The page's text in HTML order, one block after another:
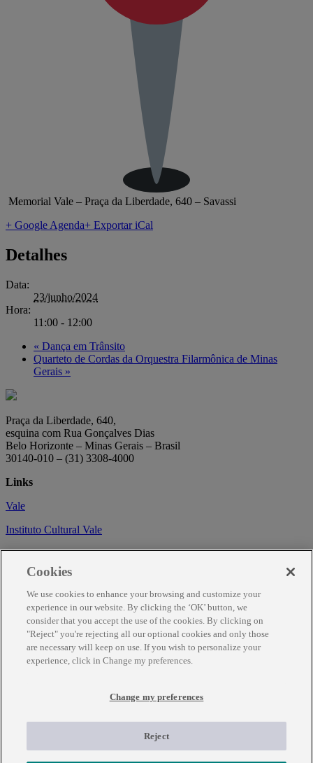
Memorial Vale – Praça da Liberdade, 640 – Savassi
+ Google Agenda+ Exportar iCal
Detalhes
Data:
23/junho/2024
Hora:
11:00 - 12:00
« Dança em Trânsito
Quarteto de Cordas da Orquestra Filarmônica de Minas
Gerais »
Praça da Liberdade, 640,
esquina com Rua Gonçalves Dias
Belo Horizonte – Minas Gerais – Brasil
30140-010 – (31) 3308-4000
Links
Vale
Instituto Cultural Vale
Circuito Cultural
Trabalhe conosco
Informações
Como chegar
Agendamento
Temporariamente fechado para obras de renovação.
Para mais informações ligue (31) 3343-7317
Cookies
We use cookies to enhance your browsing and customize your
experience in our website. By clicking the ‘OK’ button, we
consider that you accept the use of the cookies. By clicking on
"Reject" you're rejecting all our optional cookies and only those
are necessary will keep on use. If you wish to personalize your
experience, click in Change my preferences.
Change my preferences
Reject